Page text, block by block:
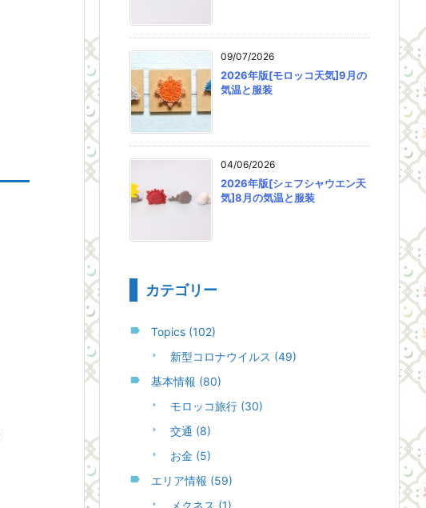
09/07/2026
2026年版[モロッコ天気]9月の
気温と服装
04/06/2026
2026年版[シェフシャウエン天
気]8月の気温と服装
カテゴリー
Topics (102)
新型コロナウイルス (49)
基本情報 (80)
モロッコ旅行 (30)
交通 (8)
お金 (5)
エリア情報 (59)